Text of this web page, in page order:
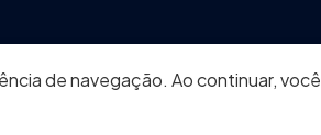
de navegação. Ao continuar, você